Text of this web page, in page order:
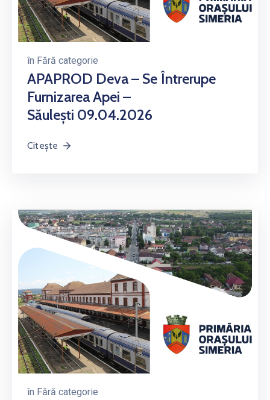
în Fără categorie
APAPROD Deva – Se Întrerupe
Furnizarea Apei –
Săulești 09.04.2026
Citește
în Fără categorie